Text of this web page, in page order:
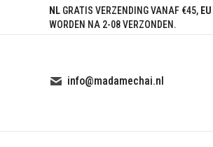
NL GRATIS VERZENDING VANAF €45, EU
WORDEN NA 2-08 VERZONDEN.
info@madamechai.nl